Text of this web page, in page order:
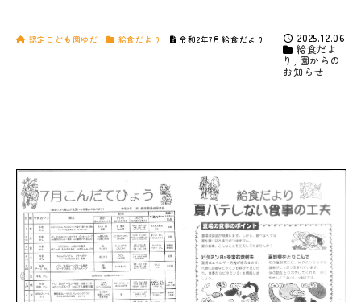
認定こども園ゆだ 給食だより 令和2年7月給食だより
2025.12.06
給食だよ
り
園からの
お知らせ